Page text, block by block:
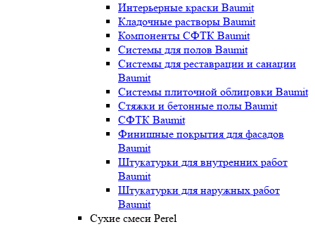
Интерьерные краски Baumit
Кладочные растворы Baumit
Компоненты СФТК Baumit
Системы для полов Baumit
Системы для реставрации и санации
Baumit
Системы плиточной облицовки Baumit
Стяжки и бетонные полы Baumit
СФТК Baumit
Финишные покрытия для фасадов
Baumit
Штукатурки для внутренних работ
Baumit
Штукатурки для наружных работ
Baumit
Сухие смеси Perel